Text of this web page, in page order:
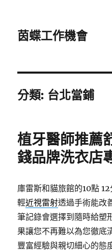
茵蝶工作機會
分類: 台北當鋪
植牙醫師推薦
錢品牌洗衣店
庫雷斯和貓旅館的10點
輕近視雷射透過手術能改
筆記錄會選擇到隨時給塑
果讓您不再難以為您徹底
豐富經驗與親切細心的態